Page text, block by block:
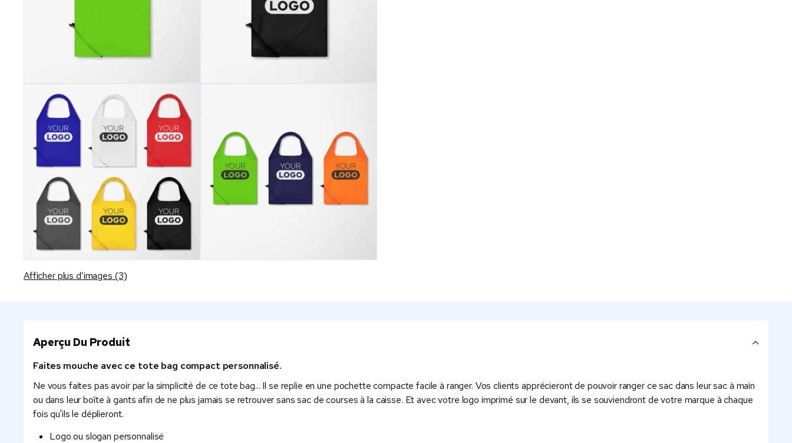
Afficher plus d’images (3)
Aperçu Du Produit
Faites mouche avec ce tote bag compact personnalisé.
Ne vous faites pas avoir par la simplicité de ce tote bag... Il se replie en une pochette compacte facile à ranger. Vos clients apprécieront de pouvoir ranger ce sac dans leur sac à main
ou dans leur boîte à gants afin de ne plus jamais se retrouver sans sac de courses à la caisse. Et avec votre logo imprimé sur le devant, ils se souviendront de votre marque à chaque
fois qu'ils le déplieront.
Logo ou slogan personnalisé